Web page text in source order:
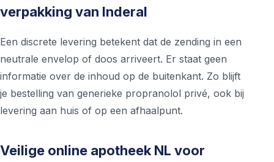
verpakking van Inderal
Een discrete levering betekent dat de zending in een
neutrale envelop of doos arriveert. Er staat geen
informatie over de inhoud op de buitenkant. Zo blijft
je bestelling van generieke propranolol privé, ook bij
levering aan huis of op een afhaalpunt.
Veilige online apotheek NL voor